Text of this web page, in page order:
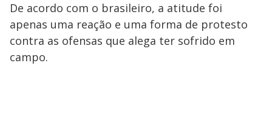
De acordo com o brasileiro, a atitude foi
apenas uma reação e uma forma de protesto
contra as ofensas que alega ter sofrido em
campo.